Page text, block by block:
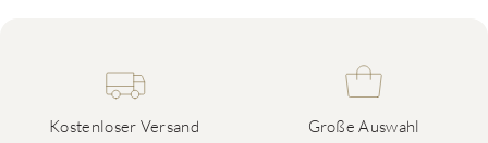
Kostenloser Versand Große Auswahl